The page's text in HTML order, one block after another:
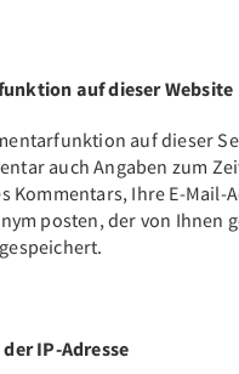
auf dieser Website
auf dieser
auch Angaben zum
Kommentars, Ihre E-Mail-
posten, der von Ihnen
IP-Adresse